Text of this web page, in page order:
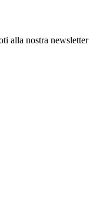
alla nostra newsletter